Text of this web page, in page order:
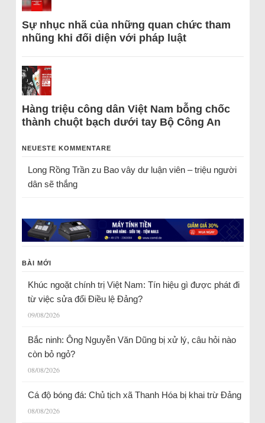
Sự nhục nhã của những quan chức tham
nhũng khi đối diện với pháp luật
Hàng triệu công dân Việt Nam bỗng chốc
thành chuột bạch dưới tay Bộ Công An
NEUESTE KOMMENTARE
Long Rồng Trầnzu Bao vây dư luận viên – triệu người
dân sẽ thắng
BÀI MỚI
Khúc ngoặt chính trị Việt Nam: Tín hiệu gì được phát đi
từ việc sửa đổi Điều lệ Đảng?
09/08/2026
Bắc ninh: Ông Nguyễn Văn Dũng bị xử lý, câu hỏi nào
còn bỏ ngỏ?
08/08/2026
Cá độ bóng đá: Chủ tịch xã Thanh Hóa bị khai trừ Đảng
08/08/2026